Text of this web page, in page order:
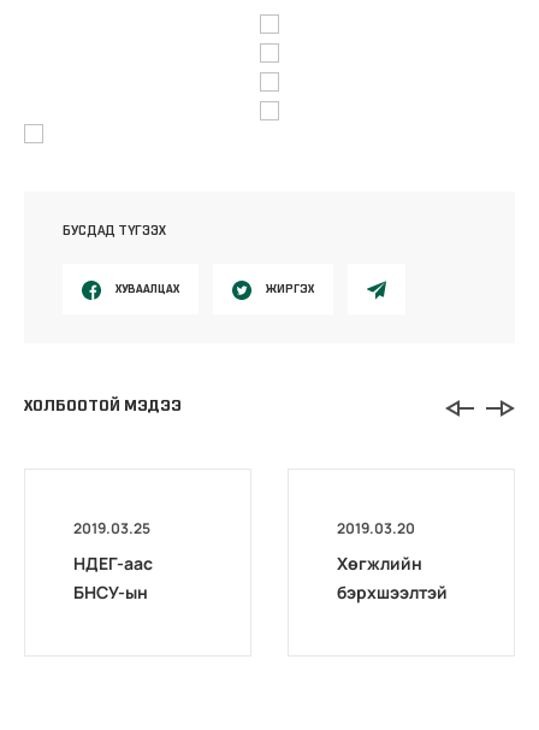
БУСДАД ТҮГЭЭХ
ХУВААЛЦАХ ЖИРГЭХ
ХОЛБООТОЙ МЭДЭЭ
2019.03.25
НДЕГ-аас
БНСУ-ын
2019.03.20
Хөгжлийн
бэрхшээлтэй